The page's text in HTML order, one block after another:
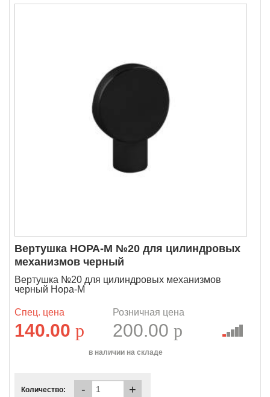
Вертушка НОРА-М №20 для цилиндровых
механизмов черный
Вертушка №20 для цилиндровых механизмов
черный Нора-М
Спец. цена
140.00 p
Розничная цена
200.00 p
в наличии на складе
Количество: - +